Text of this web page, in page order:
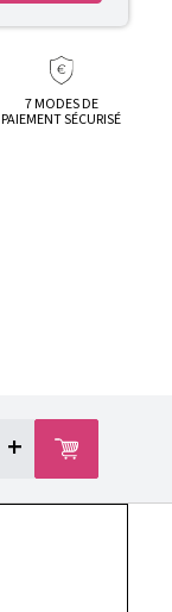
7 MODES DE
PAIEMENT SÉCURISÉ
+